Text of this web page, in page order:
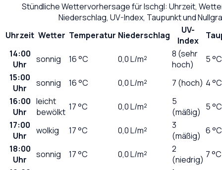
Stündliche Wettervorhersage fürIschgl: Uhrzeit,
Niederschlag, UV-Index, Taupunkt und
Uhrzeit Wetter Temperatur Niederschlag
UV-
Index
14:00
Uhr
sonnig 16°C 0,0L/m²
8 (sehr
hoch)
5 °C
15:00
Uhr
sonnig 16°C 0,0L/m² 7 (hoch) 4 °C
16:00
Uhr
leicht
bewölkt 17°C 0,0L/m²
5
(mäßig) 5 °C
17:00
Uhr
wolkig 17°C 0,0L/m²
3
(mäßig) 6 °C
18:00
Uhr
sonnig 17°C 0,0L/m²
2
(niedrig) 7 °C